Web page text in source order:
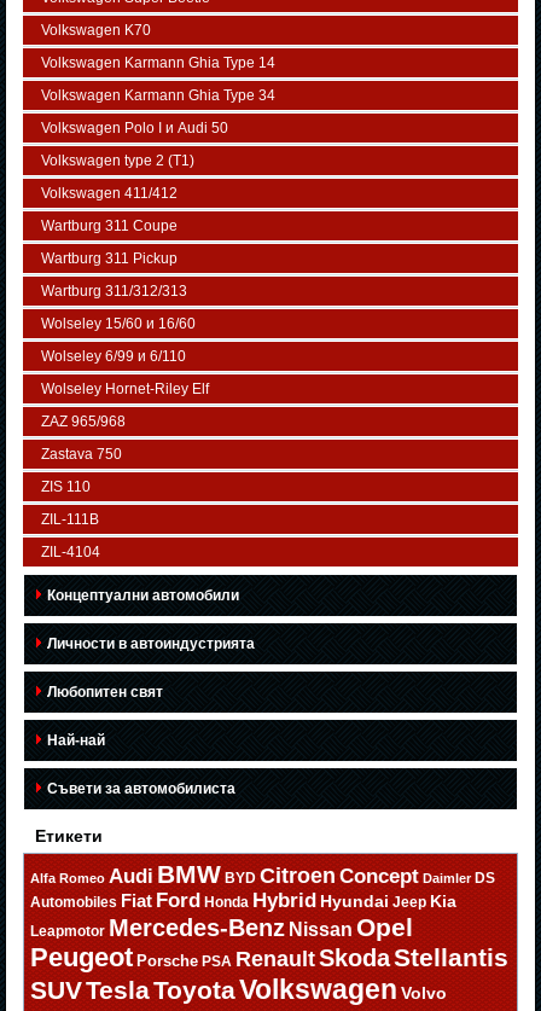
Volkswagen K70
Volkswagen Karmann Ghia Type 14
Volkswagen Karmann Ghia Type 34
Volkswagen Polo I и Audi 50
Volkswagen typе 2 (Т1)
Volkswagen 411/412
Wartburg 311 Coupe
Wartburg 311 Pickup
Wartburg 311/312/313
Wolseley 15/60 и 16/60
Wolseley 6/99 и 6/110
Wolseley Hornet-Riley Elf
ZAZ 965/968
Zastava 750
ZIS 110
ZIL-111В
ZIL-4104
Концептуални автомобили
Личности в автоиндустрията
Любопитен свят
Най-най
Съвети за автомобилиста
Етикети
Alfa Romeo Audi BMW BYD Citroen Concept Daimler DS
Automobiles Fiat Ford Honda Hybrid Hyundai Jeep Kia
Leapmotor Mercedes-Benz Nissan Opel
Peugeot Porsche PSA RenaultSkodaStellantis
SUVTeslaToyotaVolkswagen Volvo